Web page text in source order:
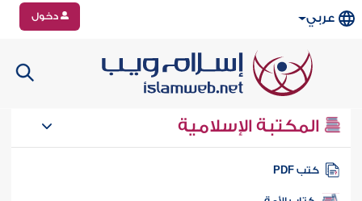
عربي دخول
المكتبة الإسلامية
كتب PDF